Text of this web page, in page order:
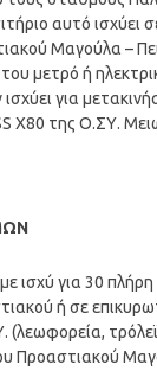
αυτό
Μαγούλα –
μετρό ή
για
Χ80 της Ο.ΣΥ.
ισχύ για 30
ή σε
Προαστιακού